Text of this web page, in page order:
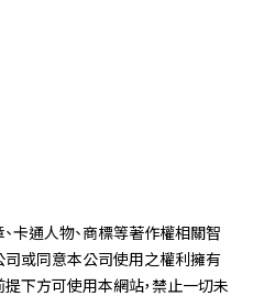
卡通人物、商標等著作權相關智
司或同意本公司使用之權利擁有
下方可使用本網站，禁止一切未